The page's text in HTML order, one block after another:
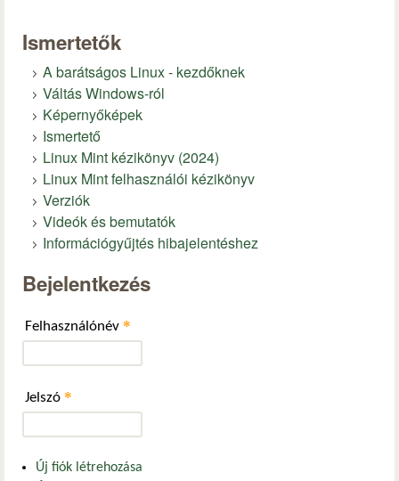
Ismertetők
A barátságos Linux - kezdőknek
Váltás Windows-ról
Képernyőképek
Ismertető
Linux Mint kézikönyv (2024)
Linux Mint felhasználói kézikönyv
Verziók
Videók és bemutatók
Információgyűjtés hibajelentéshez
Bejelentkezés
Felhasználónév *
Jelszó *
Új fiók létrehozása